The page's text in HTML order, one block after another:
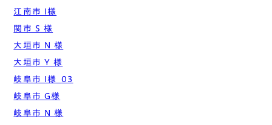
江南市 I様
関市 S 様
大垣市 N 様
大垣市 Y 様
岐阜市 I様_03
岐阜市 G様
岐阜市 N 様